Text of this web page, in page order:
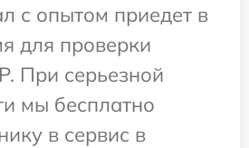
с опытом приедет в
для проверки
При серьезной
мы бесплатно
в сервис в